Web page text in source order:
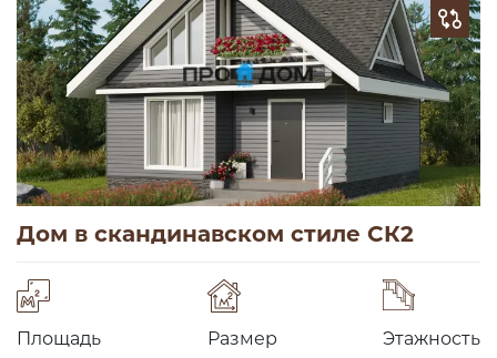
Дом в скандинавском стиле СК2
Площадь Размер Этажность